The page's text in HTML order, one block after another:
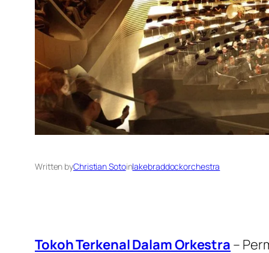
Written byChristian Sotoinlakebraddockorchestra
Tokoh Terkenal Dalam Orkestra –